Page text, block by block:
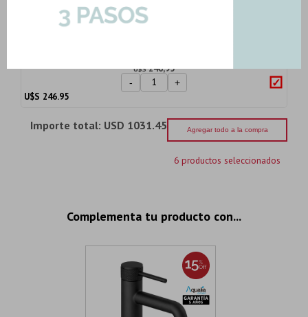
Inodoro Para Mochila Blanco Brillo
U$S 246,95
- +
U$S 246.95
Importe total: USD 1031.45 Agregar todo a la compra
6 productos seleccionados
Complementa tu producto con...